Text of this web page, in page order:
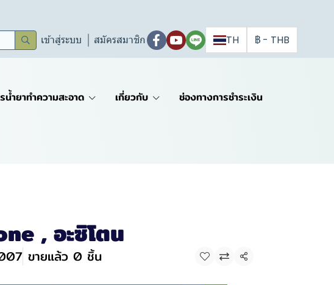
เข้าสู่ระบบ สมัครสมาชิก TH ฿ - THB
น้ำยาทำความสะอาด เกี่ยวกับ ช่องทางการชำระเงิน
, อะซิโตน
ขายแล้ว 0 ชิ้น แชร์